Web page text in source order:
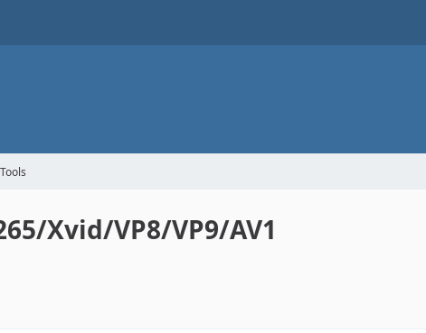
Xvid/VP8/VP9/AV1